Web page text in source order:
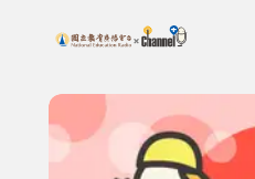
上方功能區塊
搜尋關鍵字：可輸入節目名